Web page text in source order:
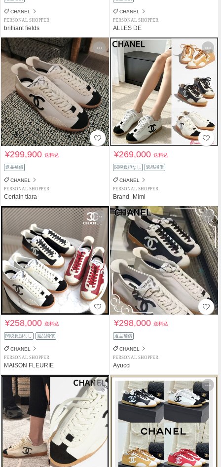
CHANEL
PERSONAL SHOPPER
brilliant fields
CHANEL
PERSONAL SHOPPER
ALLES DE
¥299,900送料込
返品補償
CHANEL
PERSONAL SHOPPER
Certain tiara
¥269,000送料込
関税負担なし 返品補償
CHANEL
PERSONAL SHOPPER
Brand_Mimi
¥258,000送料込
関税負担なし 返品補償
CHANEL
PERSONAL SHOPPER
MAISON FLEURIE
¥298,000送料込
返品補償
CHANEL
PERSONAL SHOPPER
Ayucci